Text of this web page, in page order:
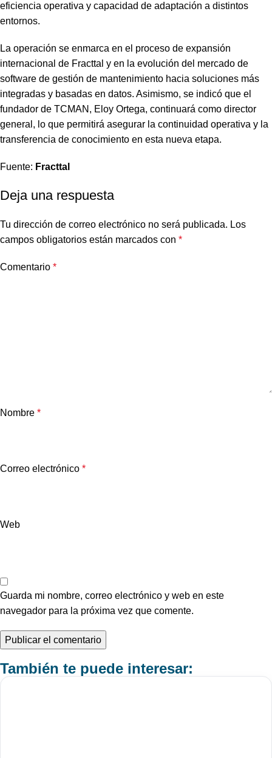
eficiencia operativa y capacidad de adaptación a distintos
entornos.
La operación se enmarca en el proceso de expansión
internacional de Fracttal y en la evolución del mercado de
software de gestión de mantenimiento hacia soluciones más
integradas y basadas en datos. Asimismo, se indicó que el
fundador de TCMAN, Eloy Ortega, continuará como director
general, lo que permitirá asegurar la continuidad operativa y la
transferencia de conocimiento en esta nueva etapa.
Fuente: Fracttal
Deja una respuesta
Tu dirección de correo electrónico no será publicada. Los
campos obligatorios están marcados con *
Comentario *
Nombre *
Correo electrónico *
Web
Guarda mi nombre, correo electrónico y web en este
navegador para la próxima vez que comente.
También te puede interesar: